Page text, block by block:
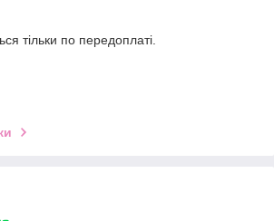
тільки по передоплаті.